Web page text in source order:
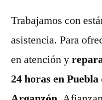
Trabajamos con
asistencia. Para
en atención y
24 horas en Puebla